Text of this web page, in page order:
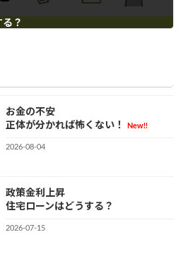
？
お金の不安
正体が分かれば怖くない！
New!!
2026-08-04
政策金利上昇
住宅ローンはどうする？
2026-07-15